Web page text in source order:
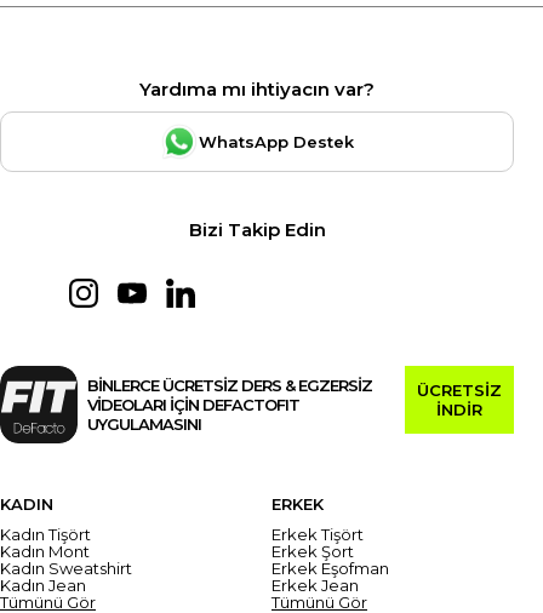
Yardıma mı ihtiyacın var?
WhatsApp Destek
Bizi Takip Edin
BİNLERCE ÜCRETSİZ DERS & EGZERSİZ
VİDEOLARI İÇİN DEFACTOFIT
UYGULAMASINI
ÜCRETSİZ
İNDİR
KADIN
Kadın Tişört
Kadın Mont
Kadın Sweatshirt
Kadın Jean
Tümünü Gör
ERKEK
Erkek Tişört
Erkek Şort
Erkek Eşofman
Erkek Jean
Tümünü Gör